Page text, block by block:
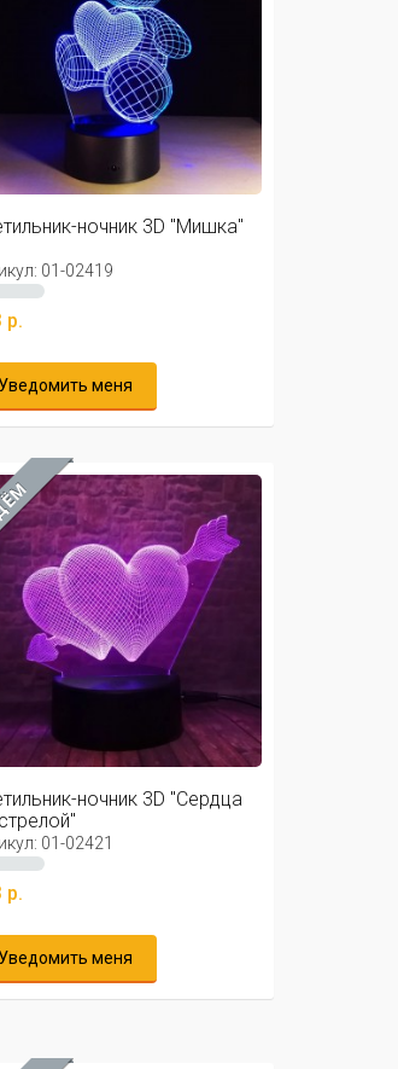
ночник 3D "Мишка"
01-02419
р.
Уведомить меня
ночник 3D "Сердца
01-02421
р.
Уведомить меня